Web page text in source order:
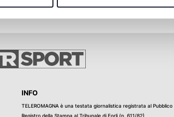
INFO
TELEROMAGNA è una testata giornalistica registrata al Pubblico
Registro della Stampa al Tribunale di Forli (n. 611/82)